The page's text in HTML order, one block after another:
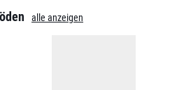
alle anzeigen